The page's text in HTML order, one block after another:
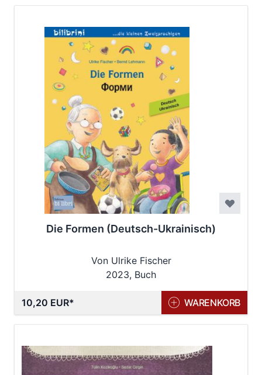
Die Formen (Deutsch-Ukrainisch)
Von Ulrike Fischer
2023, Buch
10,20 EUR WARENKORB